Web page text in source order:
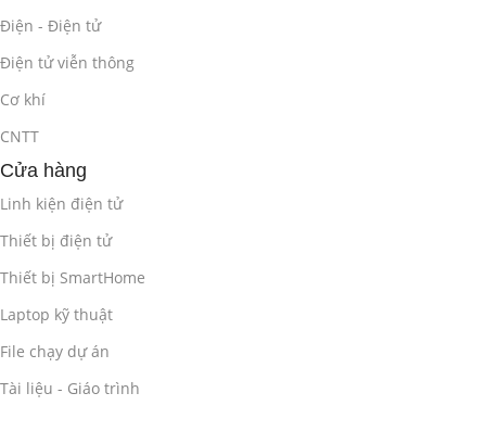
plane).
hidden lines…).
Bài lab:
trong các project.
Phần mềm:
Ngôn ngữ:Không sử dụng ngôn ngữ lập trình, chủ yếu
thao tác trên giao diện đồ họa.
Phần 3: Lập Trình Gia Công Phay 2D
(12 giờ)
Điện - Điện tử
Điện tử viễn thông
Cơ khí
CNTT
Cửa hàng
Linh kiện điện tử
Thiết bị điện tử
Thiết bị SmartHome
Laptop kỹ thuật
File chạy dự án
Tài liệu - Giáo trình